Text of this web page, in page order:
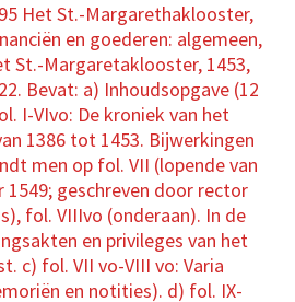
Het St.-Margarethaklooster,
en goederen: algemeen,
St.-Margaretaklooster, 1453,
Bevat: a) Inhoudsopgave (12
I-VIvo: De kroniek van het
1386 tot 1453. Bijwerkingen
men op fol. VII (lopende van
geschreven door rector
fol. VIIIvo (onderaan). In de
en privileges van het
c) fol. VII vo-VIII vo: Varia
en notities). d) fol. IX-